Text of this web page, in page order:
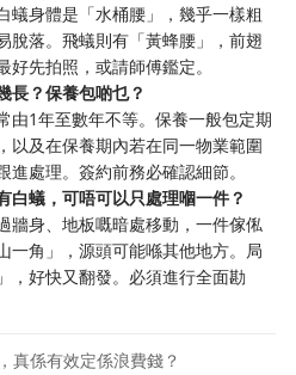
蟻身體是「水桶腰」，幾乎一樣粗
脫落。飛蟻則有「黃蜂腰」，前翅
先拍照，或請師傅鑑定。
長？保養包啲乜？
由1年至數年不等。保養一般包定期
以及在保養期內若在同一物業範圍
處理。簽約前務必確認細節。
白蟻，可唔可以只處理嗰一件？
牆身、地板嘅暗處移動，一件傢俬
一角」，源頭可能喺其他地方。局
，好快又翻發。必須進行全面勘
真係有效定係浪費錢？